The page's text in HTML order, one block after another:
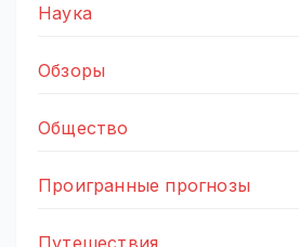
Наука
Обзоры
Общество
Проигранные прогнозы
Путешествия